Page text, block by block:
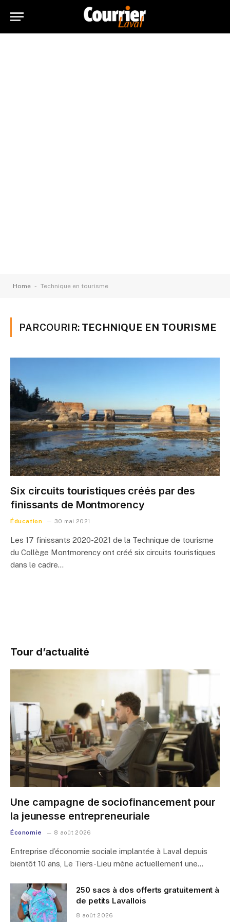
Home - Technique en tourisme
PARCOURIR: TECHNIQUE EN TOURISME
Six circuits touristiques créés par des
finissants de Montmorency
Éducation 30 mai 2021
Les 17 finissants 2020-2021 de la Technique de tourisme
du Collège Montmorency ont créé six circuits touristiques
dans le cadre…
Tour d’actualité
Une campagne de sociofinancement pour
la jeunesse entrepreneuriale
Économie 8 août 2026
Entreprise d’économie sociale implantée à Laval depuis
bientôt 10 ans, Le Tiers-Lieu mène actuellement une…
250 sacs à dos offerts gratuitement à
de petits Lavallois
8 août 2026